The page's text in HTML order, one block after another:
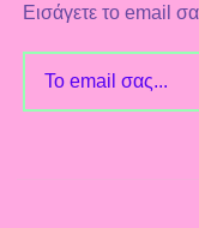
Εισάγετε το email